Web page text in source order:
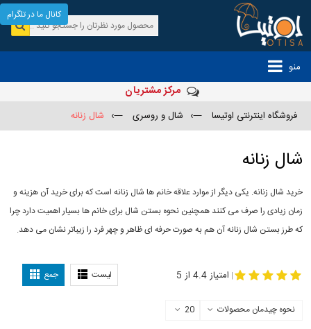
منو
مرکز مشتریان
فروشگاه اینترنتی اوتیسا —› شال و روسری —› شال زنانه
شال زنانه
خرید شال زنانه. یکی دیگر از موارد علاقه خانم ها شال زنانه است که برای خرید آن هزینه و
زمان زیادی را صرف می کنند همچنین نحوه بستن شال برای خانم ها بسیار اهمیت دارد چرا
که طرز بستن شال زنانه آن هم به صورت حرفه ای ظاهر و چهر فرد را زیباتر نشان می دهد.
لیست جمع | امتیاز 4.4 از 5
نحوه چیدمان محصولات 20
کانال ما در تلگرام